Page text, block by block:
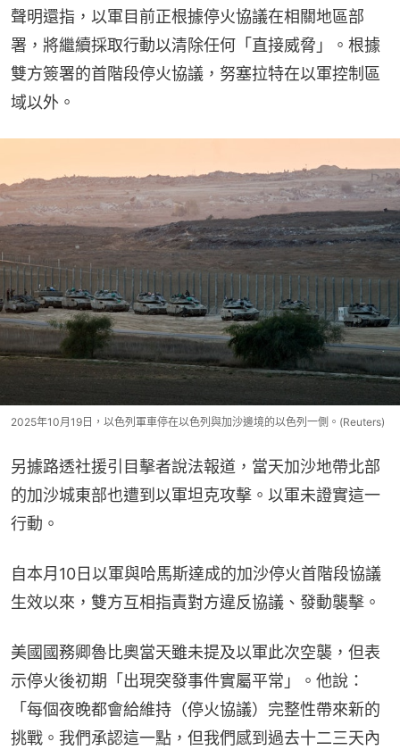
聲明還指，以軍目前正根據停火協議在相關地區部
署，將繼續採取行動以清除任何「直接威脅」。根據
雙方簽署的首階段停火協議，努塞拉特在以軍控制區
域以外。
2025年10月19日，以色列軍車停在以色列與加沙邊境的以色列一側。(Reuters)
另據路透社援引目擊者說法報道，當天加沙地帶北部
的加沙城東部也遭到以軍坦克攻擊。以軍未證實這一
行動。
自本月10日以軍與哈馬斯達成的加沙停火首階段協議
生效以來，雙方互相指責對方違反協議、發動襲擊。
美國國務卿魯比奧當天雖未提及以軍此次空襲，但表
示停火後初期「出現突發事件實屬平常」。他說：
「每個夜晚都會給維持（停火協議）完整性帶來新的
挑戰。我們承認這一點，但我們感到過去十二三天內